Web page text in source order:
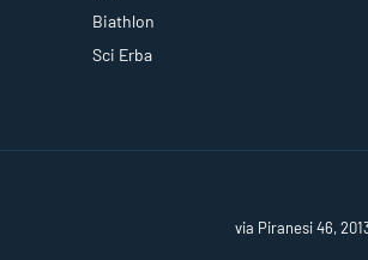
Biathlon
Sci Erba
via Piranesi 46,